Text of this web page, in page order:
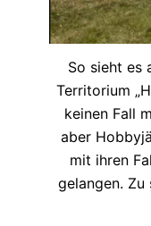
So sieht es
Territorium
keinen Fall
aber
mit ihren
gelangen.